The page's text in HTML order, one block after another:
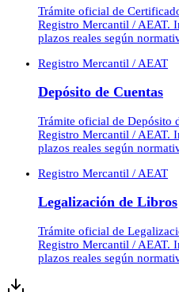
Trámite oficial de
Registro Mercantil / AEAT.
plazos reales según
Registro Mercantil / AEAT
Depósito de Cuentas
Trámite oficial de Depósito
Registro Mercantil / AEAT.
plazos reales según
Registro Mercantil / AEAT
Legalización de Libros
Trámite oficial de
Registro Mercantil / AEAT.
plazos reales según